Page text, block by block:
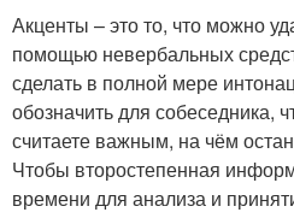
Акценты – это то, что можно
помощью невербальных
сделать в полной мере
обозначить для собеседника,
считаете важным, на чём
Чтобы второстепенная
времени для анализа и